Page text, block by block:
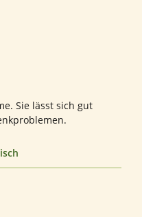
Sie lässt sich gut